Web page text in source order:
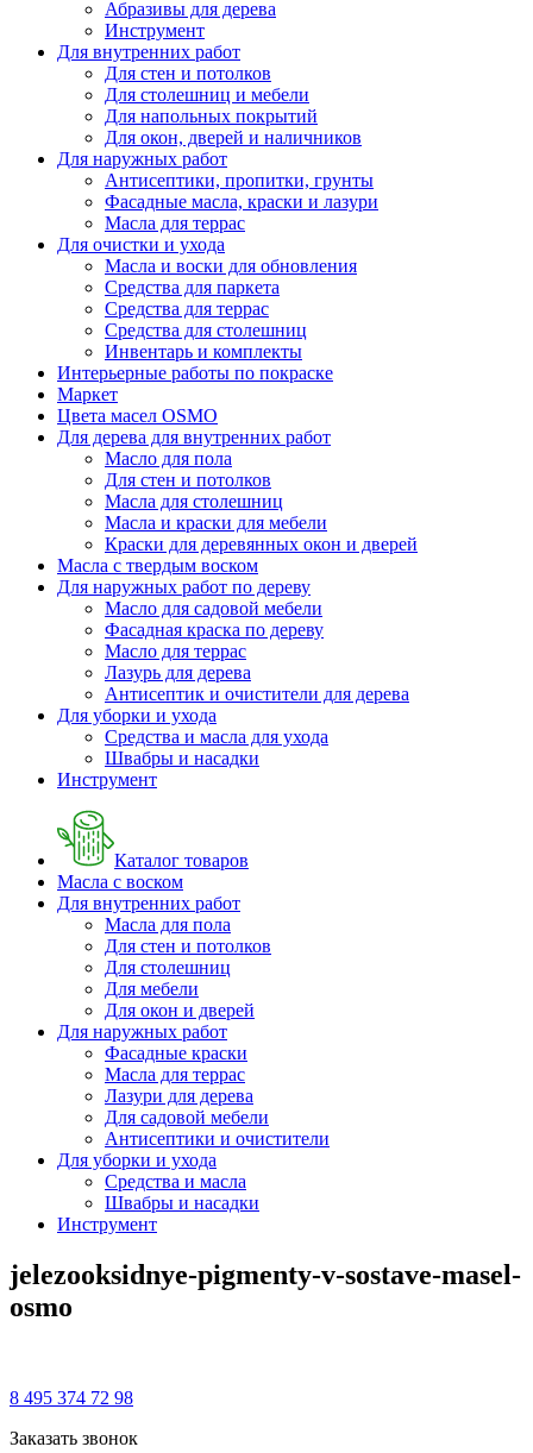
Абразивы для дерева
Инструмент
Для внутренних работ
Для стен и потолков
Для столешниц и мебели
Для напольных покрытий
Для окон, дверей и наличников
Для наружных работ
Антисептики, пропитки, грунты
Фасадные масла, краски и лазури
Масла для террас
Для очистки и ухода
Масла и воски для обновления
Средства для паркета
Средства для террас
Средства для столешниц
Инвентарь и комплекты
Интерьерные работы по покраске
Маркет
Цвета масел OSMO
Для дерева для внутренних работ
Масло для пола
Для стен и потолков
Масла для столешниц
Масла и краски для мебели
Краски для деревянных окон и дверей
Масла с твердым воском
Для наружных работ по дереву
Масло для садовой мебели
Фасадная краска по дереву
Масло для террас
Лазурь для дерева
Антисептик и очистители для дерева
Для уборки и ухода
Средства и масла для ухода
Швабры и наcадки
Инструмент
Каталог товаров
Масла с воском
Для внутренних работ
Масла для пола
Для стен и потолков
Для столешниц
Для мебели
Для окон и дверей
Для наружных работ
Фасадные краски
Масла для террас
Лазури для дерева
Для садовой мебели
Антисептики и очистители
Для уборки и ухода
Средства и масла
Швабры и наcадки
Инструмент
jelezooksidnye-pigmenty-v-sostave-masel-
osmo
8 495 374 72 98
Заказать звонок